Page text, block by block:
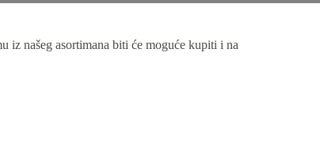
iz našeg asortimana biti će moguće kupiti i na